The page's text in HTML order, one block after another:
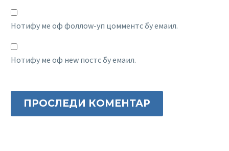
Нотифy ме оф фоллоw-уп цомментс бy емаил.
Нотифy ме оф неw постс бy емаил.
ПРОСЛЕДИ КОМЕНТАР